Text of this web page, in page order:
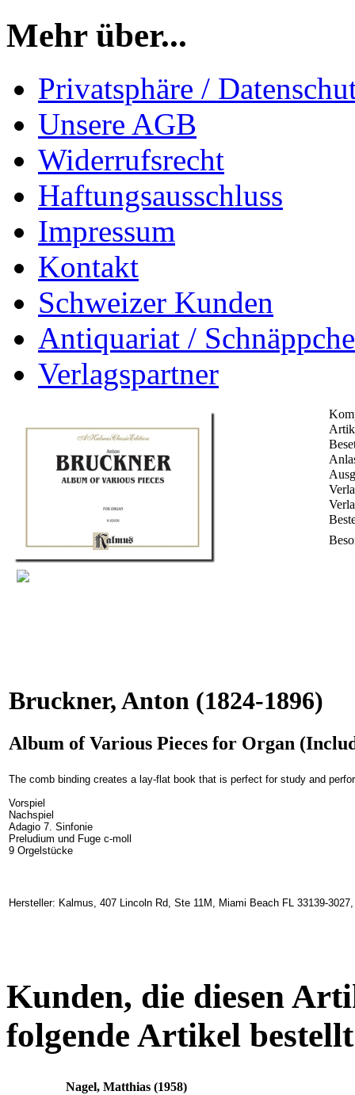
Mehr über...
Privatsphäre /
Unsere AGB
Widerrufsrecht
Haftungsausschluss
Impressum
Kontakt
Schweizer Kunden
Antiquariat /
Verlagspartner
Bruckner, Anton (1824-1896)
Album of Various Pieces for Organ
The comb binding creates a lay-flat book that is perfect for study and
Vorspiel
Nachspiel
Adagio 7. Sinfonie
Preludium und Fuge c-moll
9 Orgelstücke
Hersteller: Kalmus, 407 Lincoln Rd, Ste 11M, Miami Beach FL 33139-
Kunden, die diesen
folgende Artikel
Nagel, Matthias (1958)